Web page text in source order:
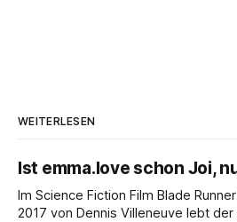
WEITERLESEN
Ist emma.love schon Joi,
Im Science Fiction Film Blade
2017 von Dennis Villeneuve lebt